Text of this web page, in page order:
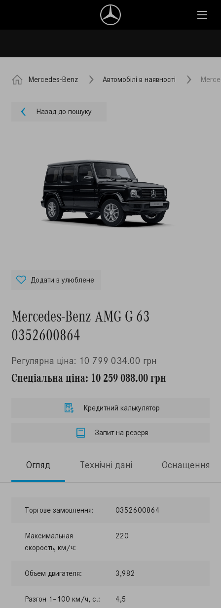
Mercedes-Benz Автомобілі в наявності
Назад до пошуку
Додати в улюблене
Mercedes-Benz AMG G 63
0352600864
Регулярна ціна: 10 799 034.00 грн
Спеціальна ціна: 10 259 088.00 грн
Кредитний калькулятор
Запит на резерв
Огляд Технічні дані Оснащення
Торгове замовлення: 0352600864
Максимальная
скорость, км/ч:
220
Объем двигателя: 3,982
Разгон 1–100 км/ч, с.: 4,5